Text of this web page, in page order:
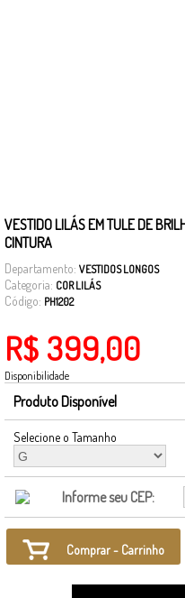
VESTIDO LILÁS EM TULE DE
CINTURA
Departamento: VESTIDOS LONGOS
Categoria: COR LILÁS
Código: PH1202
R$ 399,00
Disponibilidade
Produto Disponível
Selecione o Tamanho
Informe seu CEP:
Comprar - Carrinho